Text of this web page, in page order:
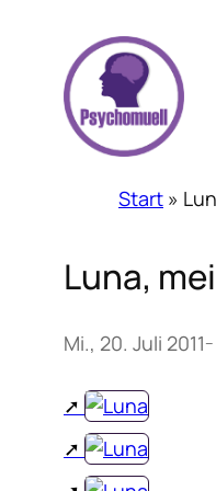
springen
Start »
Luna,
Mi., 20. Juli 2011–